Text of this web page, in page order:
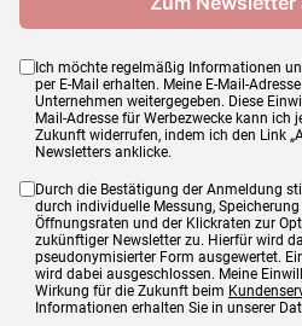
Ich möchte regelmäßig Informationen
per E-Mail erhalten. Meine E-Mail-
Unternehmen weitergegeben. Diese
Mail-Adresse für Werbezwecke kann ich
Zukunft widerrufen, indem ich den Link
Newsletters anklicke.
Durch die Bestätigung der Anmeldung
durch individuelle Messung,
Öffnungsraten und der Klickraten zur
zukünftiger Newsletter zu. Hierfür wird
pseudonymisierter Form ausgewertet.
wird dabei ausgeschlossen. Meine
Wirkung für die Zukunft beim
Informationen erhalten Sie in unserer